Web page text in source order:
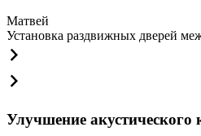
Матвей
Установка раздвижных дверей
Улучшение акустического